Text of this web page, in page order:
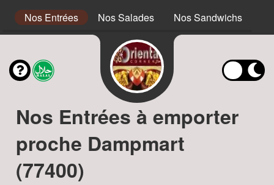
Nos Entrées Nos Salades Nos Sandwichs
Nos Entrées à emporter
proche Dampmart
(77400)